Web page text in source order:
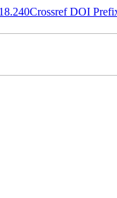
Crossref DOI